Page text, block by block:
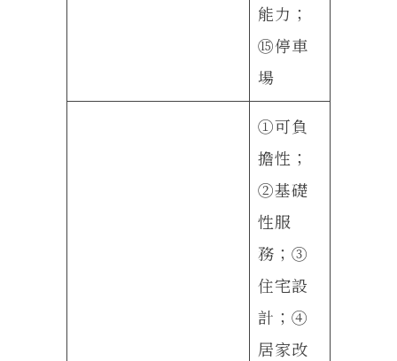
能力；
⑮停車
場
①可負
擔性；
②基礎
性服
務；③
住宅設
計；④
居家改